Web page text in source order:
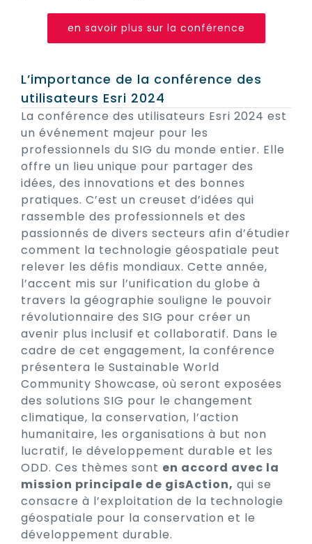
en savoir plus sur la conférence
L’importance de la conférence des
utilisateurs Esri 2024
La conférence des utilisateurs Esri 2024 est
un événement majeur pour les
professionnels du SIG du monde entier. Elle
offre un lieu unique pour partager des
idées, des innovations et des bonnes
pratiques. C’est un creuset d’idées qui
rassemble des professionnels et des
passionnés de divers secteurs afin d’étudier
comment la technologie géospatiale peut
relever les défis mondiaux. Cette année,
l’accent mis sur l’unification du globe à
travers la géographie souligne le pouvoir
révolutionnaire des SIG pour créer un
avenir plus inclusif et collaboratif. Dans le
cadre de cet engagement, la conférence
présentera le Sustainable World
Community Showcase, où seront exposées
des solutions SIG pour le changement
climatique, la conservation, l’action
humanitaire, les organisations à but non
lucratif, le développement durable et les
ODD. Ces thèmes sont en accord avec la
mission principale de gisAction, qui se
consacre à l’exploitation de la technologie
géospatiale pour la conservation et le
développement durable.